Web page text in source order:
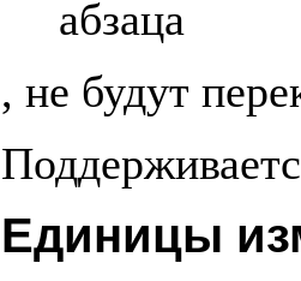
абзаца
, не будут
Единицы